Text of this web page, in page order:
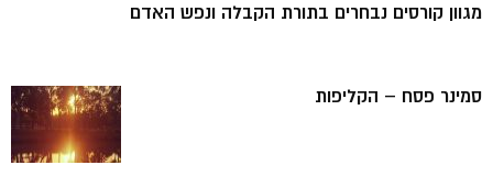
מגוון קורסים נבחרים בתורת הקבלה ונפש האדם
סמינר פסח – הקליפות